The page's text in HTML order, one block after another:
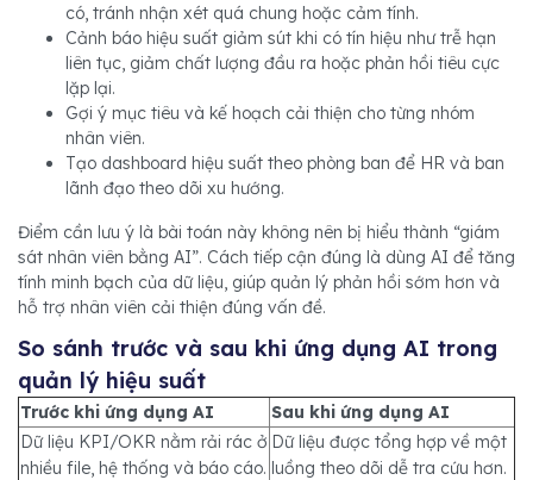
có, tránh nhận xét quá chung hoặc cảm tính.
Cảnh báo hiệu suất giảm sút khi có tín hiệu như trễ hạn
liên tục, giảm chất lượng đầu ra hoặc phản hồi tiêu cực
lặp lại.
Gợi ý mục tiêu và kế hoạch cải thiện cho từng nhóm
nhân viên.
Tạo dashboard hiệu suất theo phòng ban để HR và ban
lãnh đạo theo dõi xu hướng.
Điểm cần lưu ý là bài toán này không nên bị hiểu thành “giám
sát nhân viên bằng AI”. Cách tiếp cận đúng là dùng AI để tăng
tính minh bạch của dữ liệu, giúp quản lý phản hồi sớm hơn và
hỗ trợ nhân viên cải thiện đúng vấn đề.
So sánh trước và sau khi ứng dụng AI trong
quản lý hiệu suất
Trước khi ứng dụng AI
Sau khi ứng dụng AI
Dữ liệu KPI/OKR nằm rải rác ở
nhiều file, hệ thống và báo cáo.
Dữ liệu được tổng hợp về một
luồng theo dõi dễ tra cứu hơn.